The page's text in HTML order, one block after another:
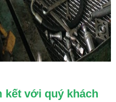
kết với quý khách